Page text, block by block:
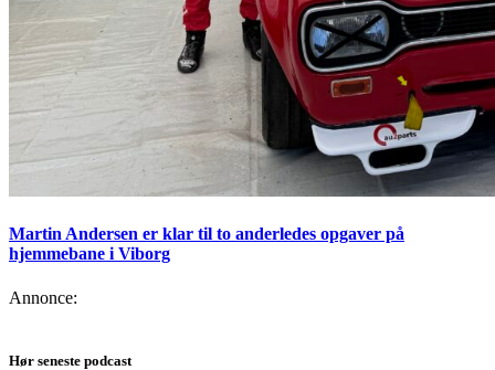
Martin Andersen er klar til to anderledes opgaver på
hjemmebane i Viborg
Annonce:
Hør seneste podcast